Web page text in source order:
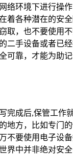
络环境下进行操
着各种潜在的安
取，也不要使用
二手设备或者已
可靠，才能为助
完成后,保管工作
地方，比如专门
不要使用电子设
界中并非绝对安